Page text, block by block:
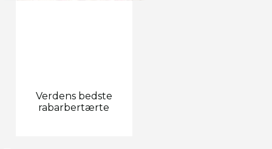
Verdens bedste
rabarbertærte